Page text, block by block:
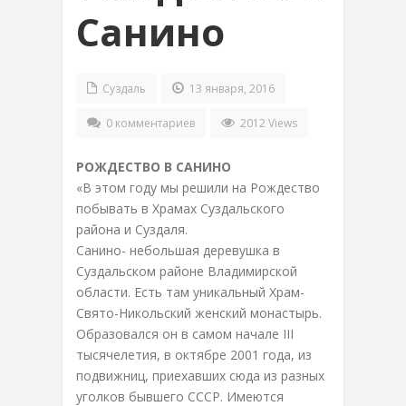
Санино
Суздаль 13 января, 2016
0 комментариев 2012 Views
РОЖДЕСТВО В САНИНО
«В этом году мы решили на Рождество
побывать в Храмах Суздальского
района и Суздаля.
Санино- небольшая деревушка в
Суздальском районе Владимирской
области. Есть там уникальный Храм-
Свято-Никольский женский монастырь.
Образовался он в самом начале III
тысячелетия, в октябре 2001 года, из
подвижниц, приехавших сюда из разных
уголков бывшего СССР. Имеются